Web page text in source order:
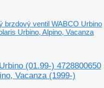
brzdový ventil WABCO Urbino
Urbino, Alpino, Vacanza
(01.99-) 4728800650
Vacanza (1999-)